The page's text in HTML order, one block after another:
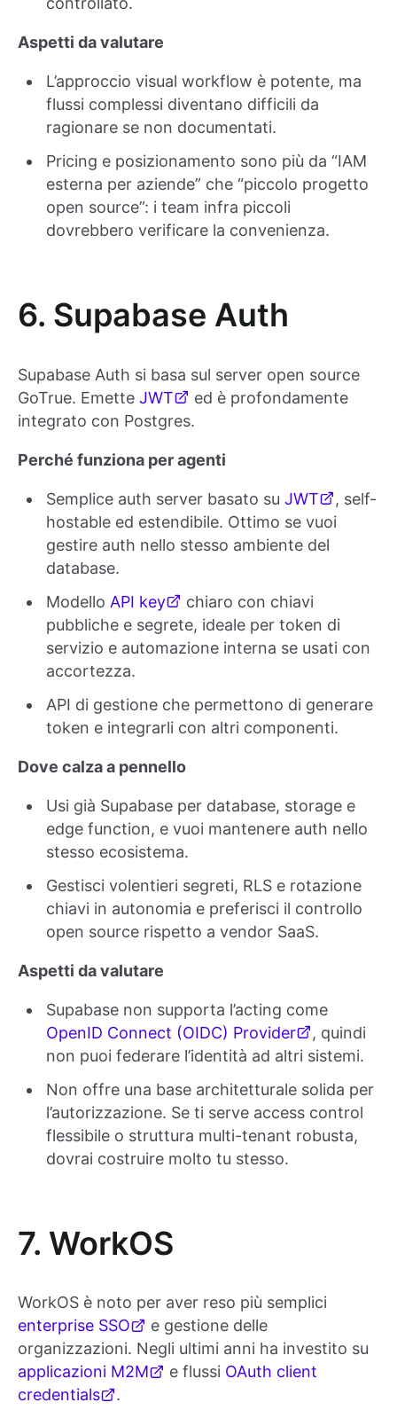
Aspetti da valutare
L’approccio visual workflow è potente, ma
flussi complessi diventano difficili da
ragionare se non documentati.
Pricing e posizionamento sono più da “IAM
esterna per aziende” che “piccolo progetto
open source”: i team infra piccoli
dovrebbero verificare la convenienza.
6. Supabase Auth
Supabase Auth si basa sul server open source
GoTrue. Emette JWT
ed è profondamente
integrato con Postgres.
Perché funziona per agenti
Semplice auth server basato su JWT
, self-
hostable ed estendibile. Ottimo se vuoi
gestire auth nello stesso ambiente del
database.
Modello API key
chiaro con chiavi
pubbliche e segrete, ideale per token di
servizio e automazione interna se usati con
accortezza.
API di gestione che permettono di generare
token e integrarli con altri componenti.
Dove calza a pennello
Usi già Supabase per database, storage e
edge function, e vuoi mantenere auth nello
stesso ecosistema.
Gestisci volentieri segreti, RLS e rotazione
chiavi in autonomia e preferisci il controllo
open source rispetto a vendor SaaS.
Aspetti da valutare
Supabase non supporta l’acting come
OpenID Connect (OIDC) Provider
, quindi
non puoi federare l’identità ad altri sistemi.
Non offre una base architetturale solida per
l’autorizzazione. Se ti serve access control
flessibile o struttura multi-tenant robusta,
dovrai costruire molto tu stesso.
7. WorkOS
WorkOS è noto per aver reso più semplici
enterprise SSO
e gestione delle
organizzazioni. Negli ultimi anni ha investito su
applicazioni M2M
e flussi OAuth client
credentials
.